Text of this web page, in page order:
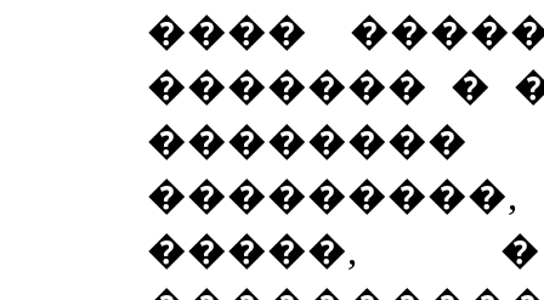
����
������� �
�����,